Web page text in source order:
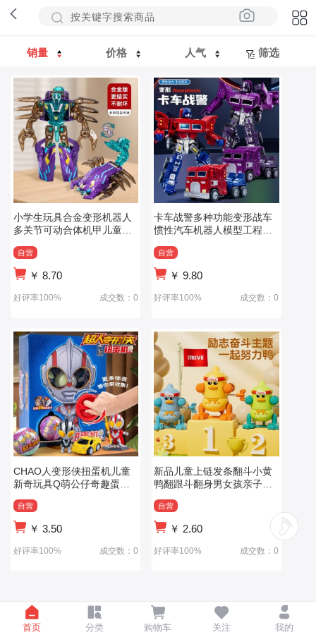
销量 价格 人气 筛选
小学生玩具合金变形机器人
多关节可动合体机甲儿童仿
自营
￥ 8.70
好评率100% 成交数：0
卡车战警多种功能变形战车
惯性汽车机器人模型工程车
自营
￥9.80
好评率100% 成交数：0
CHAO人变形侠扭蛋机儿童
新奇玩具Q萌公仔奇趣蛋男
自营
￥ 3.50
好评率100% 成交数：0
新品儿童上链发条翻斗小黄
鸭翻跟斗翻身男女孩亲子互
自营
￥ 2.60
好评率100% 成交数：0
首页 分类 购物车 关注 我的